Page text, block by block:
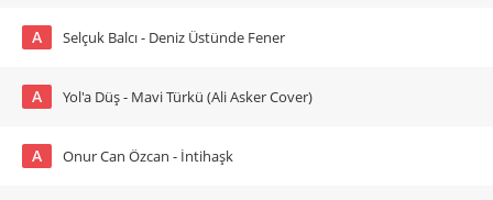
A Selçuk Balcı - Deniz Üstünde Fener
A Yol'a Düş - Mavi Türkü (Ali Asker Cover)
A Onur Can Özcan - İntihaşk